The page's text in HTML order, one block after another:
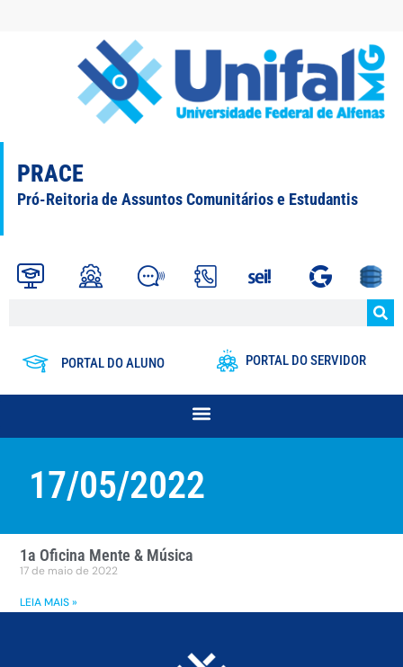
PRACE
Pró-Reitoria de Assuntos Comunitários e Estudantis
PORTAL DO ALUNO PORTAL DO SERVIDOR
17/05/2022
1a Oficina Mente & Música
17 de maio de 2022
LEIA MAIS »